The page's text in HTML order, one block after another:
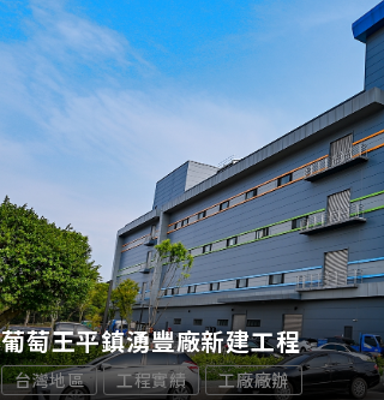
葡萄王平鎮湧豐廠新建工程
台灣地區 工程實績 工廠廠辦